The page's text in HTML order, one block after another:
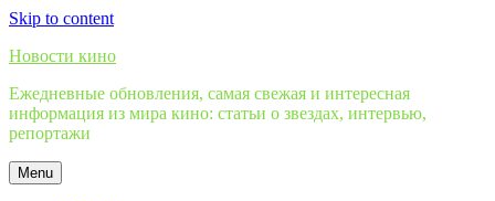
Skip to content
Новости кино
Ежедневные обновления, самая свежая и интересная
информация из мира кино: статьи о звездах, интервью,
репортажи
Menu